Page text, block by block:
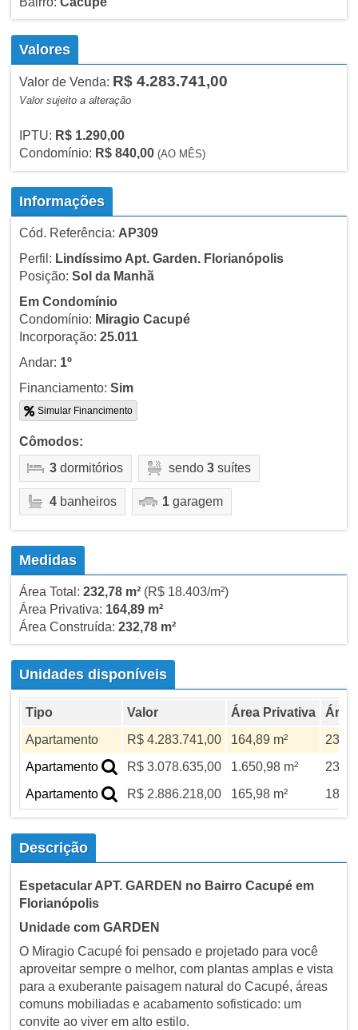
Valores
Valor de Venda: R$ 4.283.741,00
Valor sujeito a alteração
IPTU: R$ 1.290,00
Condomínio: R$ 840,00 (AO MÊS)
Informações
Cód. Referência: AP309
Perfil: Lindíssimo Apt. Garden. Florianópolis
Posição: Sol da Manhã
Em Condomínio
Condomínio: Miragio Cacupé
Incorporação: 25.011
Andar: 1º
Financiamento: Sim
Simular Financimento
Cômodos:
3dormitórios sendo 3suítes
4banheiros 1garagem
Medidas
Área Total: 232,78 m²(R$ 18.403/m²)
Área Privativa: 164,89 m²
Área Construída: 232,78 m²
Unidades disponíveis
Tipo Valor Área Privativa
Área
Apartamento
R$ 4.283.741,00 164,89 m²
Apartamento
R$ 3.078.635,00 1.650,98 m²
Apartamento
R$ 2.886.218,00 165,98 m²
Descrição
Espetacular APT. GARDEN no Bairro Cacupé em
Florianópolis
Unidade com GARDEN
O Miragio Cacupé foi pensado e projetado para você
aproveitar sempre o melhor, com plantas amplas e vista
para a exuberante paisagem natural do Cacupé, áreas
comuns mobiliadas e acabamento sofisticado: um
convite ao viver em alto estilo.